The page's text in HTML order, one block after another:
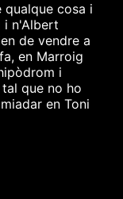
qualque cosa i
i n'Albert
de vendre a
en Marroig
i
que no ho
en Toni